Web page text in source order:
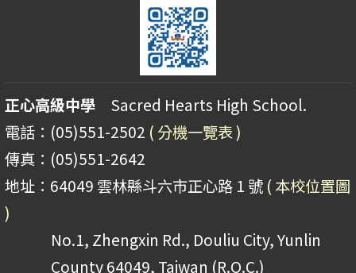
正心高級中學 Sacred Hearts High School.
電話：(05)551-2502 ( 分機一覽表 )
傳真：(05)551-2642
地址：64049 雲林縣斗六市正心路 1 號 ( 本校位置圖
)
No.1, Zhengxin Rd., Douliu City, Yunlin
County 64049, Taiwan (R.O.C.)